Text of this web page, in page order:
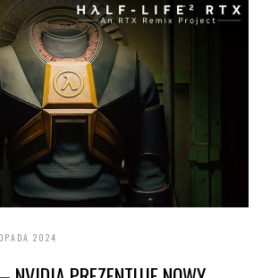
2024